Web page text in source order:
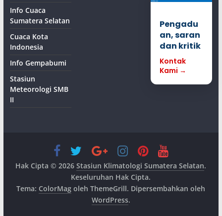
Info Cuaca
Sumatera Selatan
Cuaca Kota
Indonesia
Info Gempabumi
Stasiun
Meteorologi SMB
II
Pengadu
an, saran
dan kritik
Kontak
Kami →
Hak Cipta © 2026Stasiun Klimatologi Sumatera Selatan.
Keseluruhan Hak Cipta.
Tema: ColorMag oleh ThemeGrill. Dipersembahkan oleh
WordPress.